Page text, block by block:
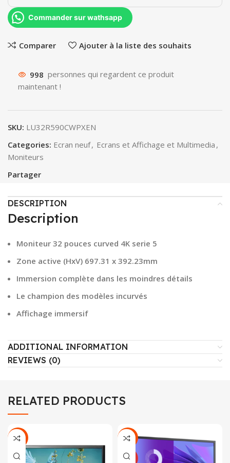
Commander sur wathsapp
Comparer Ajouter à la liste des souhaits
998 personnes qui regardent ce produit
maintenant !
SKU: LU32R590CWPXEN
Categories: Ecran neuf, Ecrans et Affichage et Multimedia ,
Moniteurs
Partager
DESCRIPTION
Description
Moniteur 32 pouces curved 4K serie 5
Zone active (HxV) 697.31 x 392.23mm
Immersion complète dans les moindres détails
Le champion des modèles incurvés
Affichage immersif
ADDITIONAL INFORMATION
REVIEWS (0)
RELATED PRODUCTS
-25% -25%
NEUF